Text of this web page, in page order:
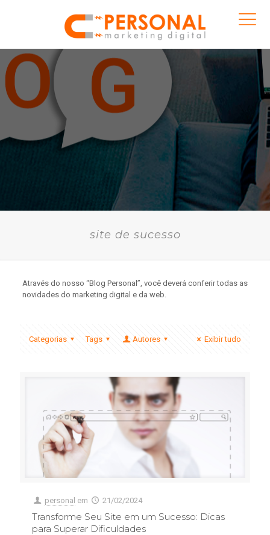
site de sucesso
Através do nosso “Blog Personal”, você deverá conferir todas as
novidades do marketing digital e da web.
Categorias Tags Autores Exibir tudo
personal em 21/02/2024
Transforme Seu Site em um Sucesso: Dicas
para Superar Dificuldades